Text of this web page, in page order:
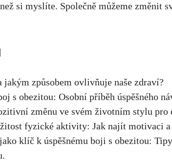
si myslíte. Společně ⁢můžeme změnit
jakým způsobem ovlivňuje naše zdraví?
s ‍obezitou: Osobní​ příběh úspěšného
změnu ve ‍svém ⁤životním ​stylu pro
fyzické aktivity: Jak ‍najít ⁢motivaci a
klíč ‍k úspěšnému⁢ boji s​ obezitou: